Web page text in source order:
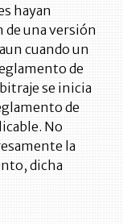
hayan
de una versión
cuando un
de
se inicia
de
No
la
dicha